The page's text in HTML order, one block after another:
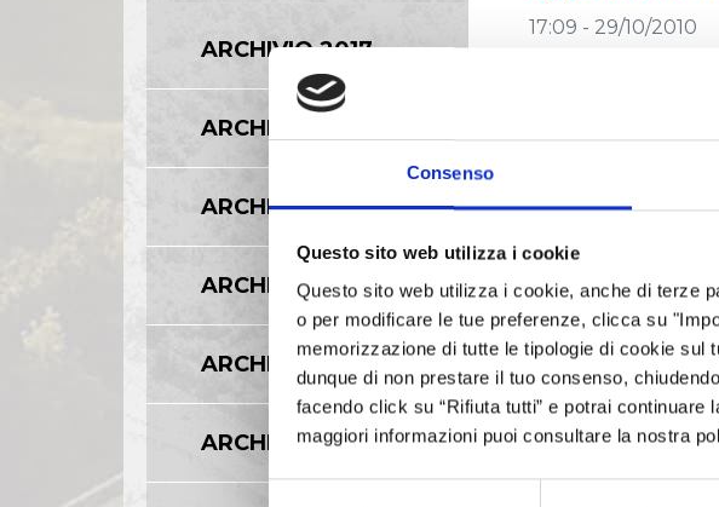
Consenso
Questo sito web utilizza i cookie
Questo sito web utilizza i cookie, anche di terze
o per modificare le tue preferenze, clicca su
memorizzazione di tutte le tipologie di cookie sul
dunque di non prestare il tuo consenso,
facendo click su “Rifiuta tutti” e potrai
maggiori informazioni puoi consultare la nostra
17:09 - 29/10/2010
Avviso di
30/06/2010
Approvazione
17:11 - 23/07/2010
Approvazione
ARCHIVIO 2017
ARCHIVIO 2016
ARCHIVIO 2015
ARCHIVIO 2014
ARCHIVIO 2013
ARCHIVIO 2012